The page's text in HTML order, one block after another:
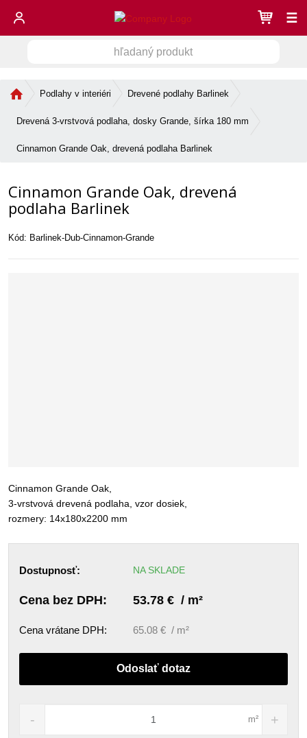
☰
o
n
t
a
a
Podlahy v interiéri Drevené podlahy Barlinek
Drevená 3-vrstvová podlaha, dosky Grande, šírka 180 mm
Cinnamon Grande Oak, drevená podlaha Barlinek
Cinnamon Grande Oak, drevená
podlaha Barlinek
Kód: Barlinek-Dub-Cinnamon-Grande
Cinnamon Grande Oak,
3-vrstvová drevená podlaha, vzor dosiek,
rozmery: 14x180x2200 mm
Dostupnosť: NA SKLADE
53.78 € / m²
Cena bez DPH:
65.08 € / m²
Cena vrátane DPH:
Odoslať dotaz
m²